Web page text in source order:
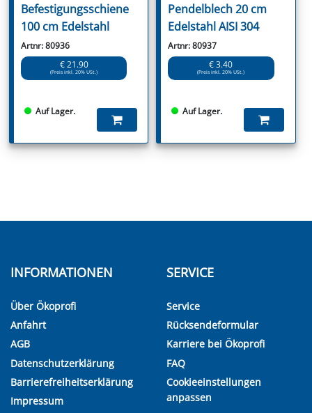
Befestigungsschiene
100 cm Edelstahl
Artnr: 80936
€ 21.90
(Preis inkl. 20% USt.)
Auf Lager.
Pendelblech 20 cm
Edelstahl AISI 304
Artnr: 80937
€ 3.40
(Preis inkl. 20% USt.)
Auf Lager.
INFORMATIONEN
Über Ökoprofi
Anfahrt
AGB
Datenschutzerklärung
Barrierefreiheitserklärung
Impressum
SERVICE
Service
Rücksendeformular
Karriere bei Ökoprofi
FAQ
Cookieeinstellungen
anpassen